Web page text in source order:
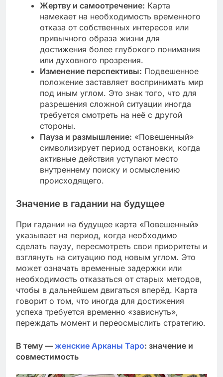
Жертву и самоотречение: Карта
намекает на необходимость временного
отказа от собственных интересов или
привычного образа жизни для
достижения более глубокого понимания
или духовного прозрения.
Изменение перспективы: Подвешенное
положение заставляет воспринимать мир
под иным углом. Это знак того, что для
разрешения сложной ситуации иногда
требуется смотреть на неё с другой
стороны.
Пауза и размышление: «Повешенный»
символизирует период остановки, когда
активные действия уступают место
внутреннему поиску и осмыслению
происходящего.
Значение в гадании на будущее
При гадании на будущее карта «Повешенный»
указывает на период, когда необходимо
сделать паузу, пересмотреть свои приоритеты и
взглянуть на ситуацию под новым углом. Это
может означать временные задержки или
необходимость отказаться от старых методов,
чтобы в дальнейшем двигаться вперёд. Карта
говорит о том, что иногда для достижения
успеха требуется временно «зависнуть»,
переждать момент и переосмыслить стратегию.
В тему — женские Арканы Таро: значение и
совместимость